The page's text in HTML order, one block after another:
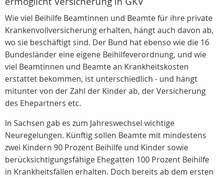
Wie viel Beihilfe Beamtinnen und Beamte für ihre private
Krankenvollversicherung erhalten, hängt auch davon ab,
wo sie beschäftigt sind. Der Bund hat ebenso wie die 16
Bundesländer eine eigene Beihilfeverordnung, und wie
viel Beamtinnen und Beamte an Krankheitskosten
erstattet bekommen, ist unterschiedlich - und hängt
mitunter von der Zahl der Kinder ab, der Versicherung
des Ehepartners etc.
In Sachsen gab es zum Jahreswechsel wichtige
Neuregelungen. Künftig sollen Beamte mit mindestens
zwei Kindern 90 Prozent Beihilfe und Kinder sowie
berücksichtigungsfähige Ehegatten 100 Prozent Beihilfe
in Krankheitsfällen erhalten. Doch bereits ab dem ersten